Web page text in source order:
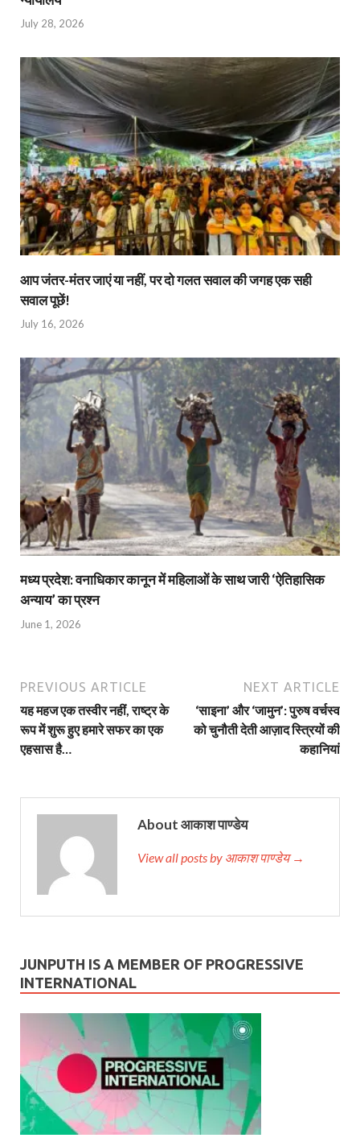
July 28, 2026
आप जंतर-मंतर जाएं या नहीं, पर दो गलत सवाल की जगह एक सही
सवाल पूछें!
July 16, 2026
मध्य प्रदेश: वनाधिकार कानून में महिलाओं के साथ जारी ‘ऐतिहासिक
अन्याय’ का प्रश्न
June 1, 2026
PREVIOUS ARTICLE
यह महज एक तस्वीर नहीं, राष्ट्र के
रूप में शुरू हुए हमारे सफर का एक
एहसास है…
NEXT ARTICLE
‘साइना’ और ‘जामुन’: पुरुष वर्चस्व
को चुनौती देती आज़ाद स्त्रियों की
कहानियां
About आकाश पाण्डेय
View all posts by आकाश पाण्डेय →
JUNPUTH IS A MEMBER OF PROGRESSIVE
INTERNATIONAL